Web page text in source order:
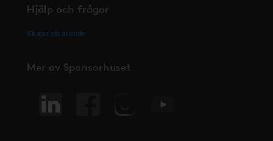
Hjälp och frågor
Skapa ett ärende
Mer av Sponsorhuset